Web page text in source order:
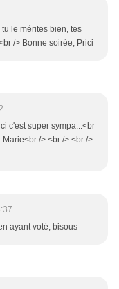
le mérites bien, tes
/> Bonne soirée, Prici
c'est super sympa...<br
/> <br /> <br />
ayant voté, bisous